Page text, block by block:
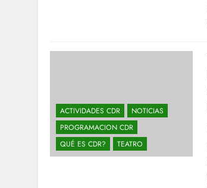
ACTIVIDADES CDR
NOTICIAS
PROGRAMACION CDR
QUÉ ES CDR?
TEATRO